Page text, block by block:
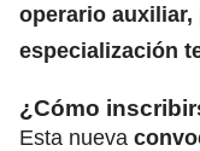
operario
especialización
¿Cómo
Esta nueva